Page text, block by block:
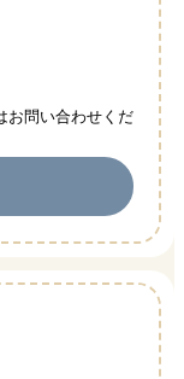
お問い合わせくだ